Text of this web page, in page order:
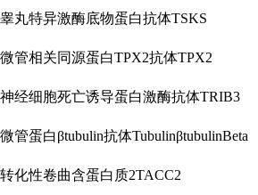
睾丸特异激酶底物蛋白抗体TSKS
微管相关同源蛋白TPX2抗体TPX2
神经细胞死亡诱导蛋白激酶抗体TRIB3
微管蛋白βtubulin抗体TubulinβtubulinBeta
转化性卷曲含蛋白质2TACC2